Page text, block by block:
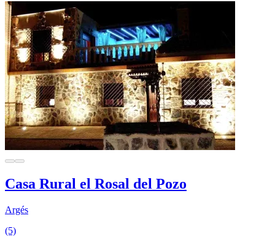
Casa Rural el Rosal del Pozo
Argés
(5)